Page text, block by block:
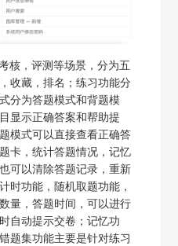
核，评测等场景，分为五
收藏，排名；练习功能分
分为答题模式和背题模
显示正确答案和帮助提
模式可以直接查看正确答
卡，统计答题情况，记忆
可以清除答题记录，重新
时功能，随机取题功能，
量，答题时间，可以进行
自动提示交卷；记忆功
题集功能主要是针对练习